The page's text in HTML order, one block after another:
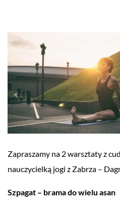
Zapraszamy na 2 warsztaty z
nauczycielką jogi z Zabrza –
Szpagat – brama do wielu asan